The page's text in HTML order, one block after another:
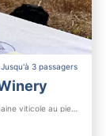
Jusqu'à 3 passagers